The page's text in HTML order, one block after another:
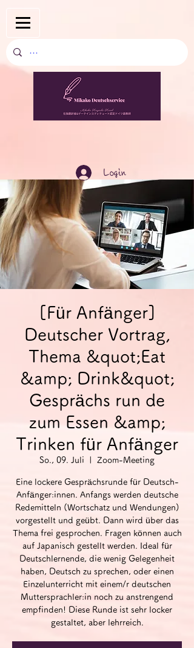
Login
[Für Anfänger]
Deutscher Vortrag,
Thema &quot;Eat
&amp; Drink&quot;
Gesprächs run de
zum Essen &amp;
Trinken für Anfänger
So., 09. Juli Zoom-Meeting
Eine lockere Gesprächsrunde für Deutsch-
Anfänger:innen. Anfangs werden deutsche
Redemitteln (Wortschatz und Wendungen)
vorgestellt und geübt. Dann wird über das
Thema frei gesprochen. Fragen können auch
auf Japanisch gestellt werden. Ideal für
Deutschlernende, die wenig Gelegenheit
haben, Deutsch zu sprechen, oder einen
Einzelunterricht mit einem/r deutschen
Muttersprachler:in noch zu anstrengend
empfinden! Diese Runde ist sehr locker
gestaltet, aber lehrreich.